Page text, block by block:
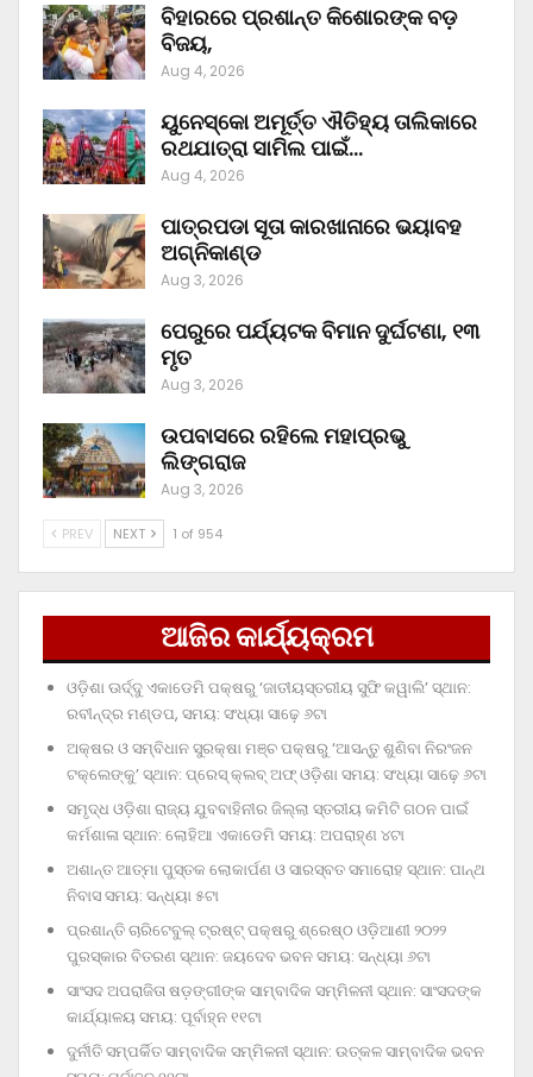
ବିହାରରେ ପ୍ରଶାନ୍ତ କିଶୋରଙ୍କ ବଡ଼
ବିଜୟ,
Aug 4, 2026
ୟୁନେସ୍କୋ ଅମୂର୍ତ୍ତ ଐତିହ୍ୟ ତାଲିକାରେ
ରଥଯାତ୍ରା ସାମିଲ ପାଇଁ…
Aug 4, 2026
ପାତ୍ରପଡା ସୂତା କାରଖାନାରେ ଭୟାବହ
ଅଗ୍ନିକାଣ୍ଡ
Aug 3, 2026
ପେରୁରେ ପର୍ଯ୍ୟଟକ ବିମାନ ଦୁର୍ଘଟଣା, ୧୩
ମୃତ
Aug 3, 2026
ଉପବାସରେ ରହିଲେ ମହାପ୍ରଭୁ
ଲିଙ୍ଗରାଜ
Aug 3, 2026
PREV NEXT 1 of 954
ଆଜିର କାର୍ଯ୍ୟକ୍ରମ
ଓଡ଼ିଶା ଊର୍ଦ୍ଦୁ ଏକାଡେମି ପକ୍ଷରୁ ‘ଜାତୀୟସ୍ତରୀୟ ସୁଫି କୱାଲି’ ସ୍ଥାନ:
ରବୀନ୍ଦ୍ର ମଣ୍ଡପ, ସମୟ: ସଂଧ୍ୟା ସାଢ଼େ ୬ଟା
ଅକ୍ଷର ଓ ସମ୍ବିଧାନ ସୁରକ୍ଷା ମଞ୍ଚ ପକ୍ଷରୁ ‘ଆସନ୍ତୁ ଶୁଣିବା ନିରଂଜନ
ଟକ୍‌ଲେଙ୍କୁ’ ସ୍ଥାନ: ପ୍ରେସ୍‌ କ୍ଲବ୍‌ ଅଫ୍‌ ଓଡ଼ିଶା ସମୟ: ସଂଧ୍ୟା ସାଢ଼େ ୬ଟା
ସମୃଦ୍ଧ ଓଡ଼ିଶା ରାଜ୍ୟ ଯୁବବାହିନୀର ଜିଲ୍ଲା ସ୍ତରୀୟ କମିଟି ଗଠନ ପାଇଁ
କର୍ମଶାଳା ସ୍ଥାନ: ଲୋହିଆ ଏକାଡେମି ସମୟ: ଅପରାହ୍‌ଣ ୪ଟା
ଅଶାନ୍ତ ଆତ୍ମା ପୁସ୍ତକ ଲୋକାର୍ପଣ ଓ ସାରସ୍ବତ ସମାରୋହ ସ୍ଥାନ: ପାନ୍ଥ
ନିବାସ ସମୟ: ସନ୍ଧ୍ୟା ୫ଟା
ପ୍ରଶାନ୍ତି ଚାରିଟେବୁଲ୍‌ ଟ୍ରଷ୍ଟ୍‌ ପକ୍ଷରୁ ଶ୍ରେଷ୍ଠ ଓଡ଼ିଆଣୀ ୨୦୨୨
ପୁରସ୍କାର ବିତରଣ ସ୍ଥାନ: ଜୟଦେବ ଭବନ ସମୟ: ସନ୍ଧ୍ୟା ୬ଟା
ସାଂସଦ ଅପରାଜିତା ଷଡ଼ଙ୍ଗୀଙ୍କ ସାମ୍ବାଦିକ ସମ୍ମିଳନୀ ସ୍ଥାନ: ସାଂସଦଙ୍କ
କାର୍ଯ୍ୟାଳୟ ସମୟ: ପୂର୍ବାହ୍ନ ୧୧ଟା
ଦୁର୍ନୀତି ସମ୍ପର୍କିତ ସାମ୍ବାଦିକ ସମ୍ମିଳନୀ ସ୍ଥାନ: ଉତ୍କଳ ସାମ୍ବାଦିକ ଭବନ